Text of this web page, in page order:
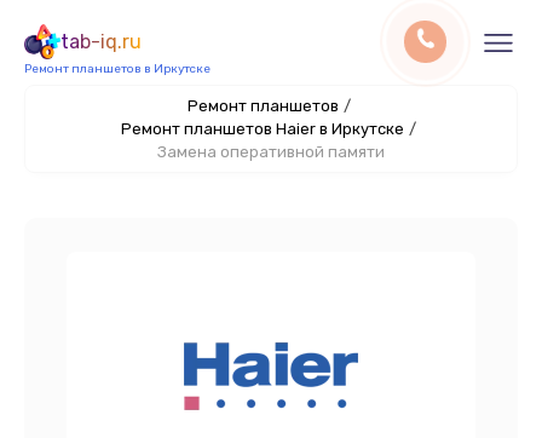
tab-iq.ru
Ремонт планшетов в Иркутске
Ремонт планшетов /
Ремонт планшетов Haier в Иркутске /
Замена оперативной памяти